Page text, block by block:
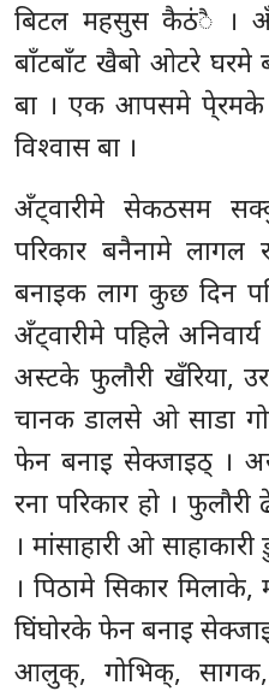
बिटल महसुस कैठंै ।
बाँटबाँट खैबो ओटरे
बा । एक आपसमे पे्रमके
विश्वास बा ।
अँट्वारीमे सेकठसम
परिकार बनैनामे लागल
बनाइक लाग कुछ दिन
अँट्वारीमे पहिले
अस्टके फुलौरी खँरिया,
चानक डालसे ओ साडा
फेन बनाइ सेक्जाइठ् ।
रना परिकार हो ।
। मांसाहारी ओ
। पिठामे सिकार
घिंघोरके फेन बनाइ
आलुक्, गोभिक्, सागक,